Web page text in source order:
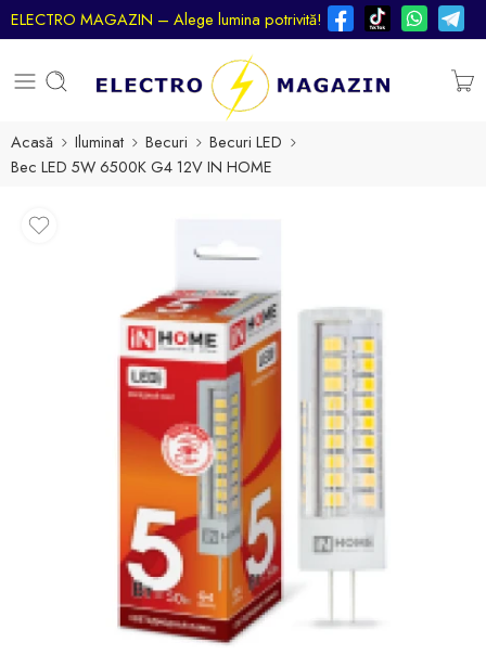
ELECTRO MAGAZIN – Alege lumina potrivită!
Acasă Iluminat Becuri
Becuri LED
Bec LED 5W 6500K G4 12V IN HOME